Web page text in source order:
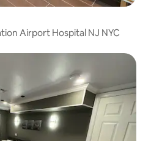
Airport Hospital NJ NYC